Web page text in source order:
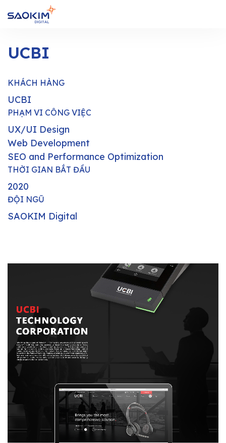
UCBI
KHÁCH HÀNG
UCBI
PHẠM VI CÔNG VIỆC
UX/UI Design
Web Development
SEO and Performance Optimization
THỜI GIAN BẮT ĐẦU
2020
ĐỘI NGŨ
SAOKIM Digital